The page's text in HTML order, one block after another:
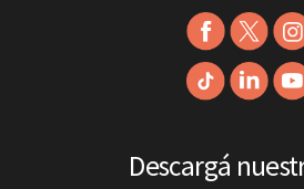
Descargá